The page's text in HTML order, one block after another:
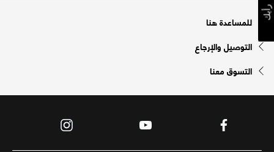
للمساعدة هنا
التوصيل والإرجاع
التسوق معنا
رأيك